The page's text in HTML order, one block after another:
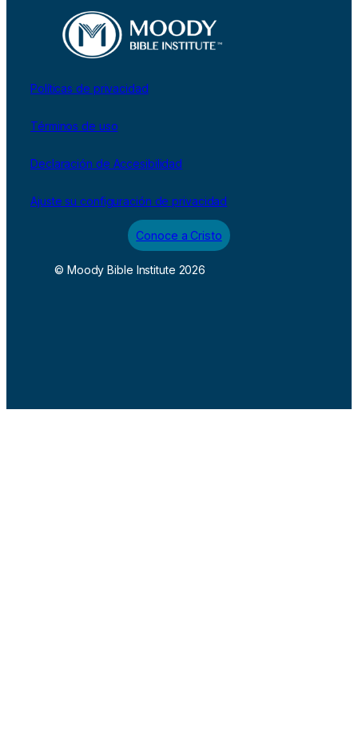
Políticas de privacidad
Términos de uso
Declaración de Accesibilidad
Ajuste su configuración de privacidad
Conoce a Cristo
© Moody Bible Institute 2026